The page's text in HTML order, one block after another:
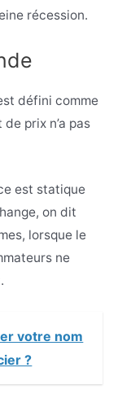
récession.
défini comme
prix n’a pas
est statique
on dit
lorsque le
ne
votre nom
?